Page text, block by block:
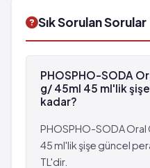
Genel yan etkiler
Alerjik reaksiyonlar
Kanda potasyum
Deride içi sıvı dolu
Anal bölgede kaşıntı
Vücuttaki asit atılımının
Kalsiyum seviyesinde
Kaslarda ani kasılma
Kanama
Üşüme
Yaygın olmayan: 100
fakat 1,000 hastanın
Su kaybı
Genel yan etkiler
Sık Sorulan Sorular
PHOSPHO-SODA
g/ 45ml 45 ml'lik
kadar?
PHOSPHO-SODA Oral
45 ml'lik şişe güncel
TL'dir.